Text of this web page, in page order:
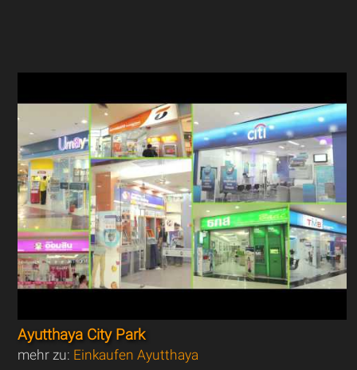
Ayutthaya City Park
mehr zu: Einkaufen Ayutthaya